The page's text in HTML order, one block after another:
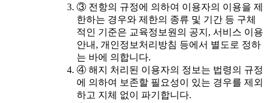
③ 전항의 규정에 의하여 이용자의 이용을 제
한하는 경우와 제한의 종류 및 기간 등 구체
적인 기준은 교육정보원의 공지, 서비스 이용
안내, 개인정보처리방침 등에서 별도로 정하
는 바에 의합니다.
④ 해지 처리된 이용자의 정보는 법령의 규정
에 의하여 보존할 필요성이 있는 경우를 제외
하고 지체 없이 파기합니다.